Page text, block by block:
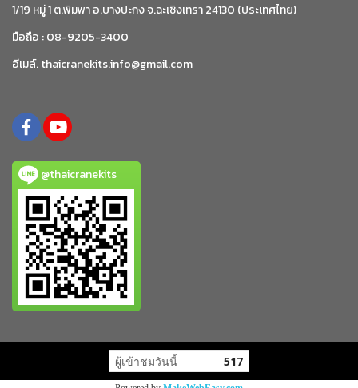
1/19 หมู่ 1 ต.พิมพา อ.บางปะกง จ.ฉะเชิงเทรา 24130 (ประเทศไทย)
มือถือ : 08-9205-3400
อีเมล์. thaicranekits.info@gmail.com
@thaicranekits
ผู้เข้าชมขณะนี้ 83